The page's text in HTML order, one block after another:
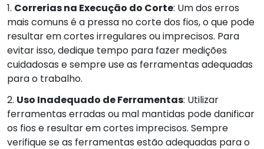
1. Correrias na Execução do Corte: Um dos erros
mais comuns é a pressa no corte dos fios, o que pode
resultar em cortes irregulares ou imprecisos. Para
evitar isso, dedique tempo para fazer medições
cuidadosas e sempre use as ferramentas adequadas
para o trabalho.
2. Uso Inadequado de Ferramentas: Utilizar
ferramentas erradas ou mal mantidas pode danificar
os fios e resultar em cortes imprecisos. Sempre
verifique se as ferramentas estão adequadas para o